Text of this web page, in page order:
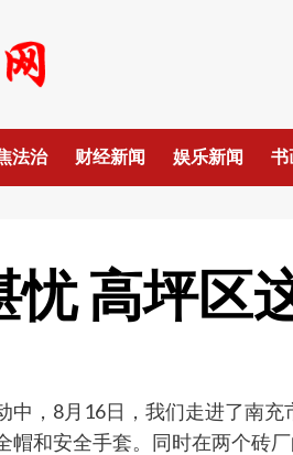
法治 财经新闻 娱乐新闻 书
高坪区
中，8月16日，我们走进了南
和安全手套。同时在两个砖